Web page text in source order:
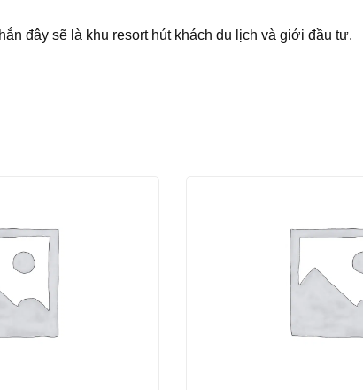
đây sẽ là khu resort hút khách du lịch và giới đầu tư.